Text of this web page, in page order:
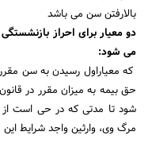
بالارفتن سن می باشد
دو معیار برای احراز
می شود:
که معیاراول رسیدن به سن
حق بیمه به میزان مقرر در
شود تا مدتی که در حی است از
مرگ وی، وارثین واجد شرایط